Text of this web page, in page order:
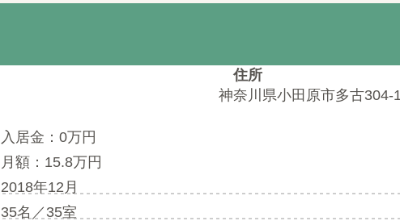
住所
神奈川県小田原市多古304-
入居金：0万円
月額：15.8万円
2018年12月
35名／35室